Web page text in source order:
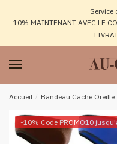
navigation
–10% MAINTENANT AVEC LE
Accueil / Bandeau Cache Oreille
-10% Code PROMO10